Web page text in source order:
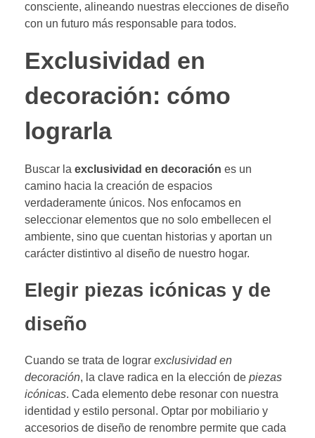
consciente, alineando nuestras elecciones de diseño
con un futuro más responsable para todos.
Exclusividad en
decoración: cómo
lograrla
Buscar la exclusividad en decoración es un
camino hacia la creación de espacios
verdaderamente únicos. Nos enfocamos en
seleccionar elementos que no solo embellecen el
ambiente, sino que cuentan historias y aportan un
carácter distintivo al diseño de nuestro hogar.
Elegir piezas icónicas y de
diseño
Cuando se trata de lograr exclusividad en
decoración, la clave radica en la elección de piezas
icónicas. Cada elemento debe resonar con nuestra
identidad y estilo personal. Optar por mobiliario y
accesorios de diseño de renombre permite que cada